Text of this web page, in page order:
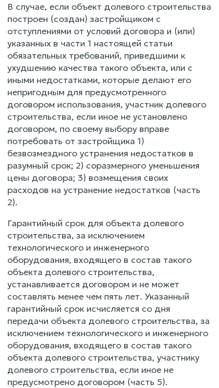
В случае, если объект долевого строительства
построен (создан) застройщиком с
отступлениями от условий договора и (или)
указанных в части 1 настоящей статьи
обязательных требований, приведшими к
ухудшению качества такого объекта, или с
иными недостатками, которые делают его
непригодным для предусмотренного
договором использования, участник долевого
строительства, если иное не установлено
договором, по своему выбору вправе
потребовать от застройщика 1)
безвозмездного устранения недостатков в
разумный срок; 2) соразмерного уменьшения
цены договора; 3) возмещения своих
расходов на устранение недостатков (часть
2).
Гарантийный срок для объекта долевого
строительства, за исключением
технологического и инженерного
оборудования, входящего в состав такого
объекта долевого строительства,
устанавливается договором и не может
составлять менее чем пять лет. Указанный
гарантийный срок исчисляется со дня
передачи объекта долевого строительства, за
исключением технологического и инженерного
оборудования, входящего в состав такого
объекта долевого строительства, участнику
долевого строительства, если иное не
предусмотрено договором (часть 5).